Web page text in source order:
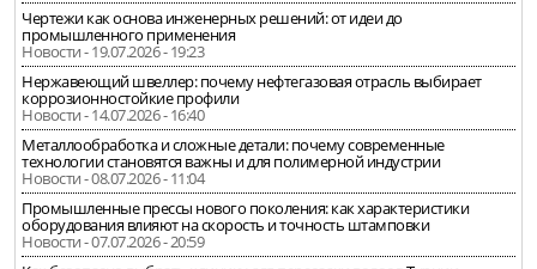
Чертежи как основа инженерных решений: от идеи до
промышленного применения
Новости - 19.07.2026 - 19:23
Нержавеющий швеллер: почему нефтегазовая отрасль выбирает
коррозионностойкие профили
Новости - 14.07.2026 - 16:40
Металлообработка и сложные детали: почему современные
технологии становятся важны и для полимерной индустрии
Новости - 08.07.2026 - 11:04
Промышленные прессы нового поколения: как характеристики
оборудования влияют на скорость и точность штамповки
Новости - 07.07.2026 - 20:59